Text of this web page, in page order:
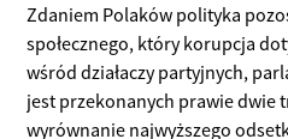
Zdaniem Polaków polityka
społecznego, który korupcja
wśród działaczy partyjnych,
jest przekonanych prawie dwie
wyrównanie najwyższego